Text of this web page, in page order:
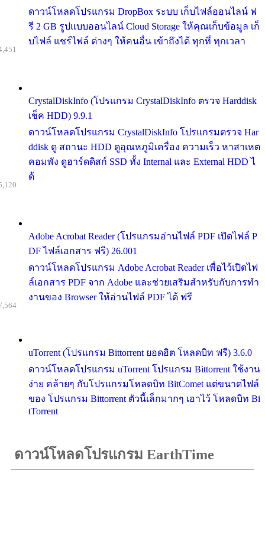
ดาวน์โหลดโปรแกรม DropBox ระบบ เก็บไฟล์ออนไลน์ ฟ
รี 2 GB รูปแบบออนไลน์ Cloud Storage ให้คุณเก็บข้อมูล เก็
บไฟล์ แชร์ไฟล์ ต่างๆ ให้คนอื่น เข้าถึงได้ ทุกที่ ทุกเวลา
CrystalDiskInfo (โปรแกรม CrystalDiskInfo ตรวจ Harddisk
เช็ค HDD) 9.9.1
ดาวน์โหลดโปรแกรม CrystalDiskInfo โปรแกรมตรวจ Har
ddisk ดู สถานะ HDD ดูอุณหภูมิเครื่อง ความเร็ว หาสาเหต
คอมพัง ดูฮาร์ดดิสก์ SSD ทั้ง Internal และ External HDD ไ
ด้
Adobe Acrobat Reader (โปรแกรมอ่านไฟล์ PDF เปิดไฟล์ P
DF ไฟล์เอกสาร ฟรี) 26.001
ดาวน์โหลดโปรแกรม Adobe Acrobat Reader เพื่อไว้เปิดไฟ
ล์เอกสาร PDF จาก Adobe และช่วยเสริมสำหรับกับการทำ
งานของ Browser ให้อ่านไฟล์ PDF ได้ ฟรี
uTorrent (โปรแกรม Bittorrent ยอดฮิต โหลดบิท ฟรี) 3.6.0
ดาวน์โหลดโปรแกรม uTorrent โปรแกรม Bittorrent ใช้งาน
ง่าย คล้ายๆ กับโปรแกรมโหลดบิท BitComet แต่ขนาดไฟล์
ของ โปรแกรม Bittorrent ตัวนี้เล็กมากๆ เอาไว้ โหลดบิท Bi
tTorrent
ดาวน์โหลดโปรแกรม EarthTime